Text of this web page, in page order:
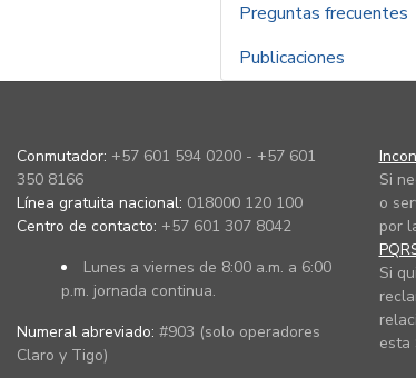
Preguntas frecuentes
Publicaciones
Conmutador: +57 601 594 0200 - +57 601
350 8166
Línea gratuita nacional: 018000 120 100
Centro de contacto: +57 601 307 8042
Lunes a viernes de 8:00 a.m. a 6:00
p.m. jornada continua.
Numeral abreviado: #903 (solo operadores
Claro y Tigo)
Si
o
por
Si
esta